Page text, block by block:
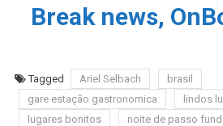
Break news,
Tagged Ariel Selbach
brasil
gare estação gastronomica
lindos
lugares bonitos
noite de passo